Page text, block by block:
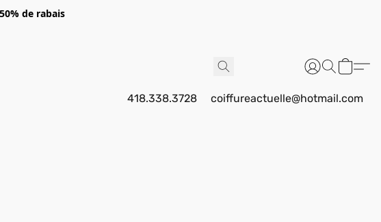
de rabais
418.338.3728 coiffureactuelle@hotmail.com